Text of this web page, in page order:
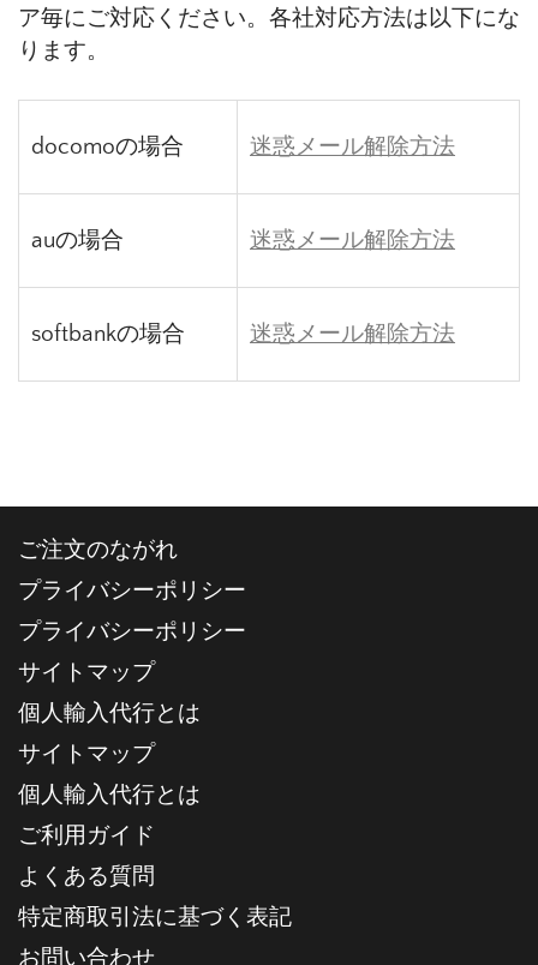
ア毎にご対応ください。各社対応方法は以下にな
ります。
docomoの場合 迷惑メール解除方法
auの場合 迷惑メール解除方法
softbankの場合 迷惑メール解除方法
ご注文のながれ
プライバシーポリシー
プライバシーポリシー
サイトマップ
個人輸入代行とは
サイトマップ
個人輸入代行とは
ご利用ガイド
よくある質問
特定商取引法に基づく表記
お問い合わせ